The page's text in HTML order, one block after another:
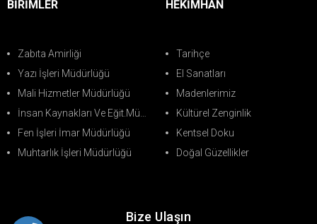
BİRİMLER
Zabıta Amirliği
Yazı İşleri Müdürlüğü
Mali Hizmetler Müdürlüğü
İnsan Kaynakları Ve Eğit.Müdürlüğü
Fen İşleri İmar Müdürlüğü
Muhtarlık İşleri Müdürlüğü
HEKİMHAN
Tarihçe
El Sanatları
Madenlerimiz
Kültürel Zenginlik
Kentsel Doku
Doğal Güzellikler
Bize Ulaşın